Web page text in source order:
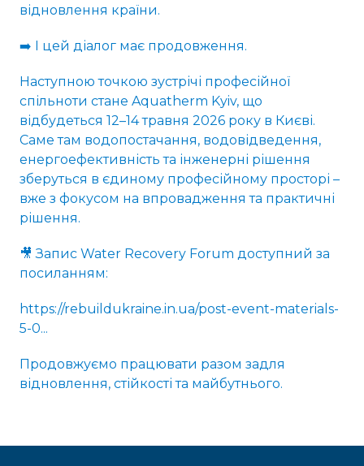
відновлення країни.
➡️ І цей діалог має продовження.
Наступною точкою зустрічі професійної
спільноти стане Aquatherm Kyiv, що
відбудеться 12–14 травня 2026 року в Києві.
Саме там водопостачання, водовідведення,
енергоефективність та інженерні рішення
зберуться в єдиному професійному просторі –
вже з фокусом на впровадження та практичні
рішення.
🎥 Запис Water Recovery Forum доступний за
посиланням:
https://rebuildukraine.in.ua/post-event-materials-
5-0...
Продовжуємо працювати разом задля
відновлення, стійкості та майбутнього.